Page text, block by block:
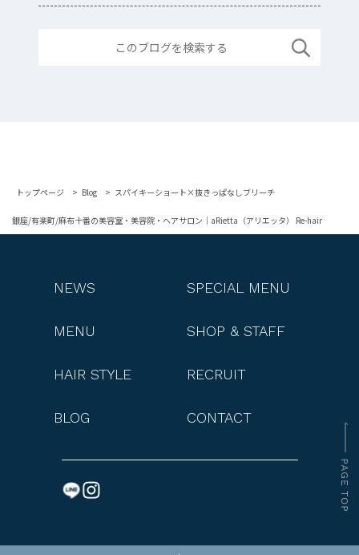
トップページ Blog スパイキーショート×抜きっぱなしブリーチ
銀座/有楽町/麻布十番の美容室・美容院・ヘアサロン｜aRietta（アリエッタ） Re-hair
NEWS SPECIAL MENU
MENU SHOP & STAFF
HAIR STYLE RECRUIT
BLOG CONTACT